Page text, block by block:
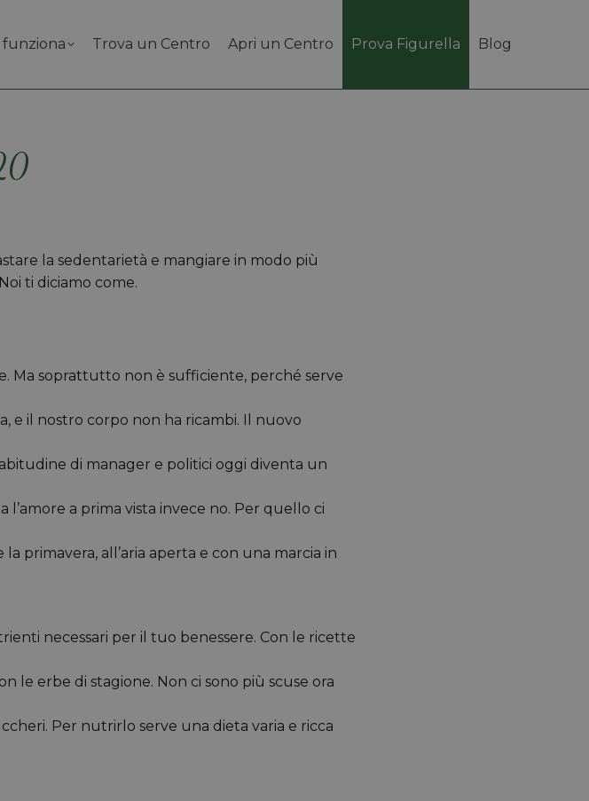
funziona Trova un Centro Apri un Centro Prova Figurella Blog
la sedentarietà e mangiare in modo più
ti diciamo come.
Ma soprattutto non è sufficiente, perché serve
e il nostro corpo non ha ricambi. Il nuovo
di manager e politici oggi diventa un
l’amore a prima vista invece no. Per quello ci
primavera, all’aria aperta e con una marcia in
necessari per il tuo benessere. Con le ricette
le erbe di stagione. Non ci sono più scuse ora
Per nutrirlo serve una dieta varia e ricca